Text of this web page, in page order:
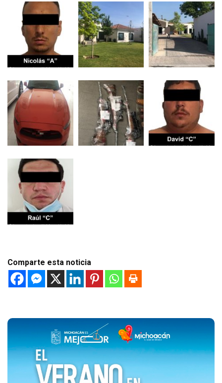
Comparte esta noticia